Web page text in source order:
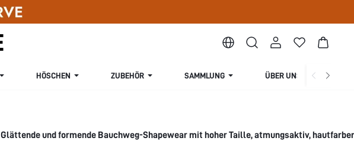
HÖSCHEN ZUBEHÖR SAMMLUNG ÜBER UNS
Glättende und formende Bauchweg-Shapewear mit hoher Taille, atmungsaktiv,